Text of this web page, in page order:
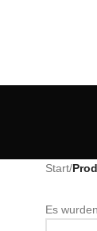
Start/
Es